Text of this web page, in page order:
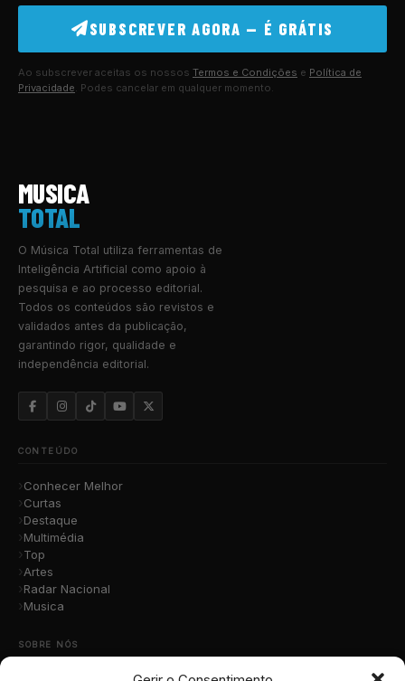
SUBSCREVER AGORA — É GRÁTIS
Ao subscrever aceitas os nossos Termos e Condições e Política de
Privacidade. Podes cancelar em qualquer momento.
MUSICA
TOTAL
O Música Total utiliza ferramentas de
Inteligência Artificial como apoio à
pesquisa e ao processo editorial.
Todos os conteúdos são revistos e
validados antes da publicação,
garantindo rigor, qualidade e
independência editorial.
CONTEÚDO
Conhecer Melhor
Curtas
Destaque
Multimédia
Top
Artes
Radar Nacional
Musica
SOBRE NÓS